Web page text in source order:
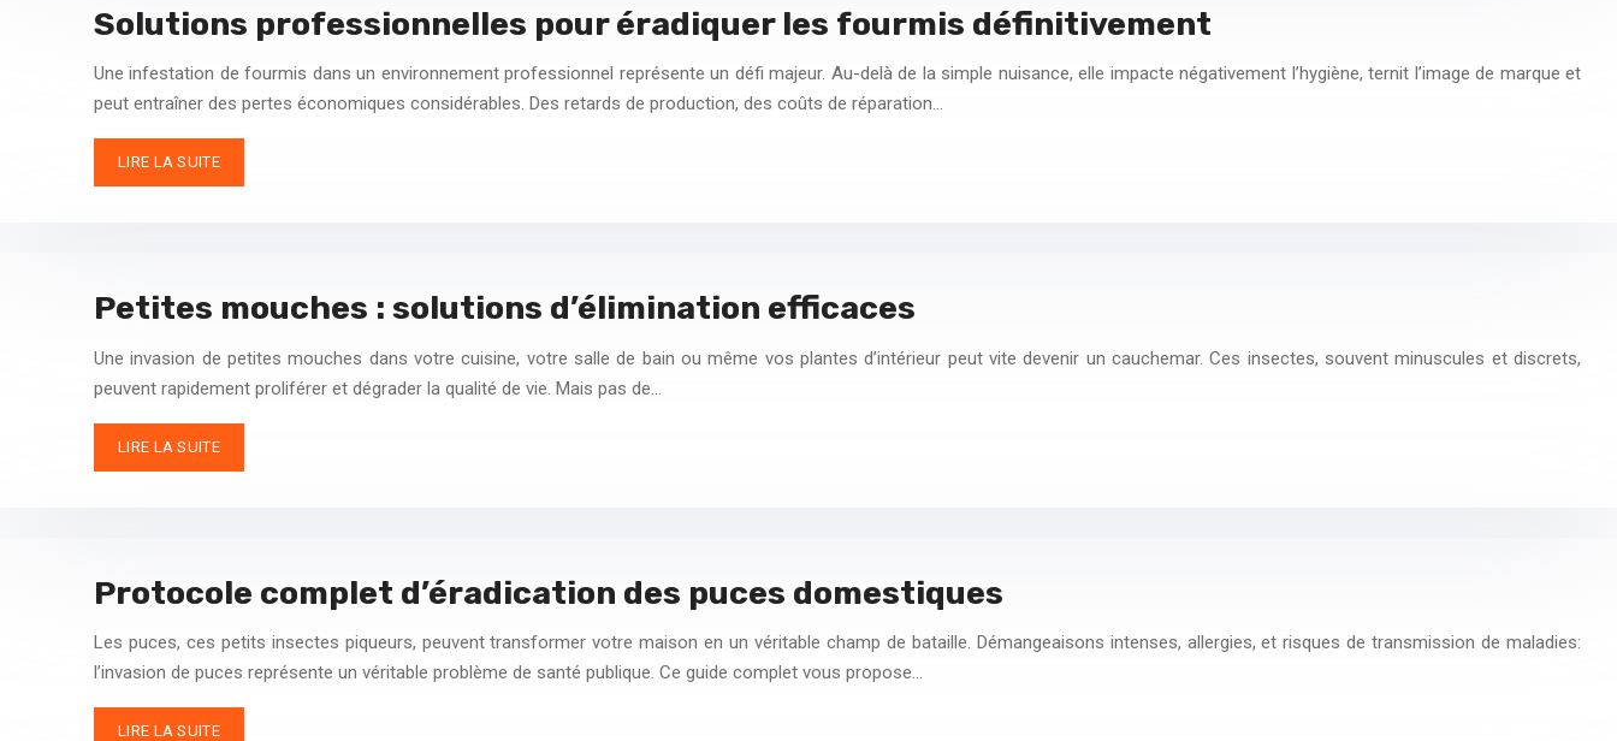
Solutions professionnelles pour éradiquer les fourmis définitivement
Une infestation de fourmis dans un environnement professionnel représente un défi majeur. Au-delà de la simple nuisance, elle impacte négativement l’hygiène, ternit l’image de marque et
peut entraîner des pertes économiques considérables. Des retards de production, des coûts de réparation…
LIRE LA SUITE
Petites mouches : solutions d’élimination efficaces
Une invasion de petites mouches dans votre cuisine, votre salle de bain ou même vos plantes d’intérieur peut vite devenir un cauchemar. Ces insectes, souvent minuscules et discrets,
peuvent rapidement proliférer et dégrader la qualité de vie. Mais pas de…
LIRE LA SUITE
Protocole complet d’éradication des puces domestiques
Les puces, ces petits insectes piqueurs, peuvent transformer votre maison en un véritable champ de bataille. Démangeaisons intenses, allergies, et risques de transmission de maladies:
l’invasion de puces représente un véritable problème de santé publique. Ce guide complet vous propose…
LIRE LA SUITE